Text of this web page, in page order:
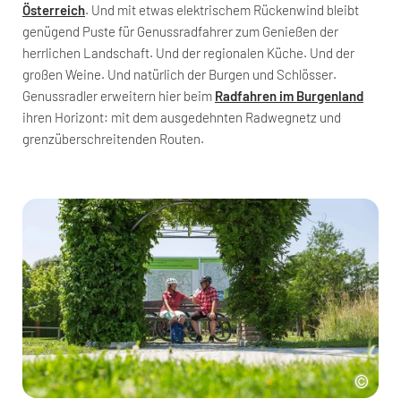
Österreich. Und mit etwas elektrischem Rückenwind bleibt
genügend Puste für Genussradfahrer zum Genießen der
herrlichen Landschaft. Und der regionalen Küche. Und der
großen Weine. Und natürlich der Burgen und Schlösser.
Genussradler erweitern hier beim Radfahren im Burgenland
ihren Horizont: mit dem ausgedehnten Radwegnetz und
grenzüberschreitenden Routen.